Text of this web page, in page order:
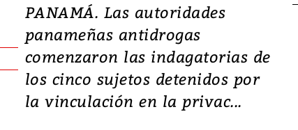
PANAMÁ. Las autoridades
panameñas antidrogas
comenzaron las indagatorias de
los cinco sujetos detenidos por
la vinculación en la privac...
Video, Japón: Terremoto
deja heridos y graves
daños en Kumamoto